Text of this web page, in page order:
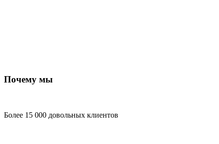
Почему мы
Более 15 000 довольных клиентов